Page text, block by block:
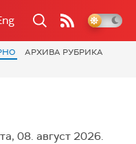
АРХИВА РУБРИКА
08. август 2026.